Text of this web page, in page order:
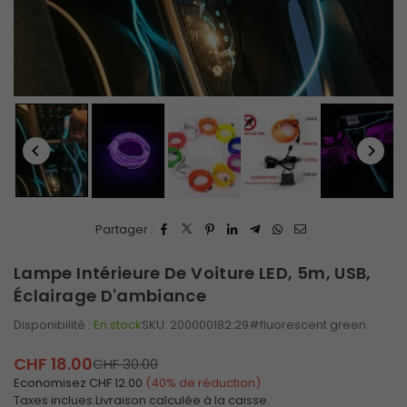
Partager :
Lampe Intérieure De Voiture LED, 5m, USB,
Éclairage D'ambiance
Disponibilité : En stockSKU: 200000182:29#fluorescent green
Prix
régulier
CHF 18.00CHF 30.00
Economisez CHF 12.00 (40% de réduction)
Taxes inclues.Livraison calculée à la caisse.